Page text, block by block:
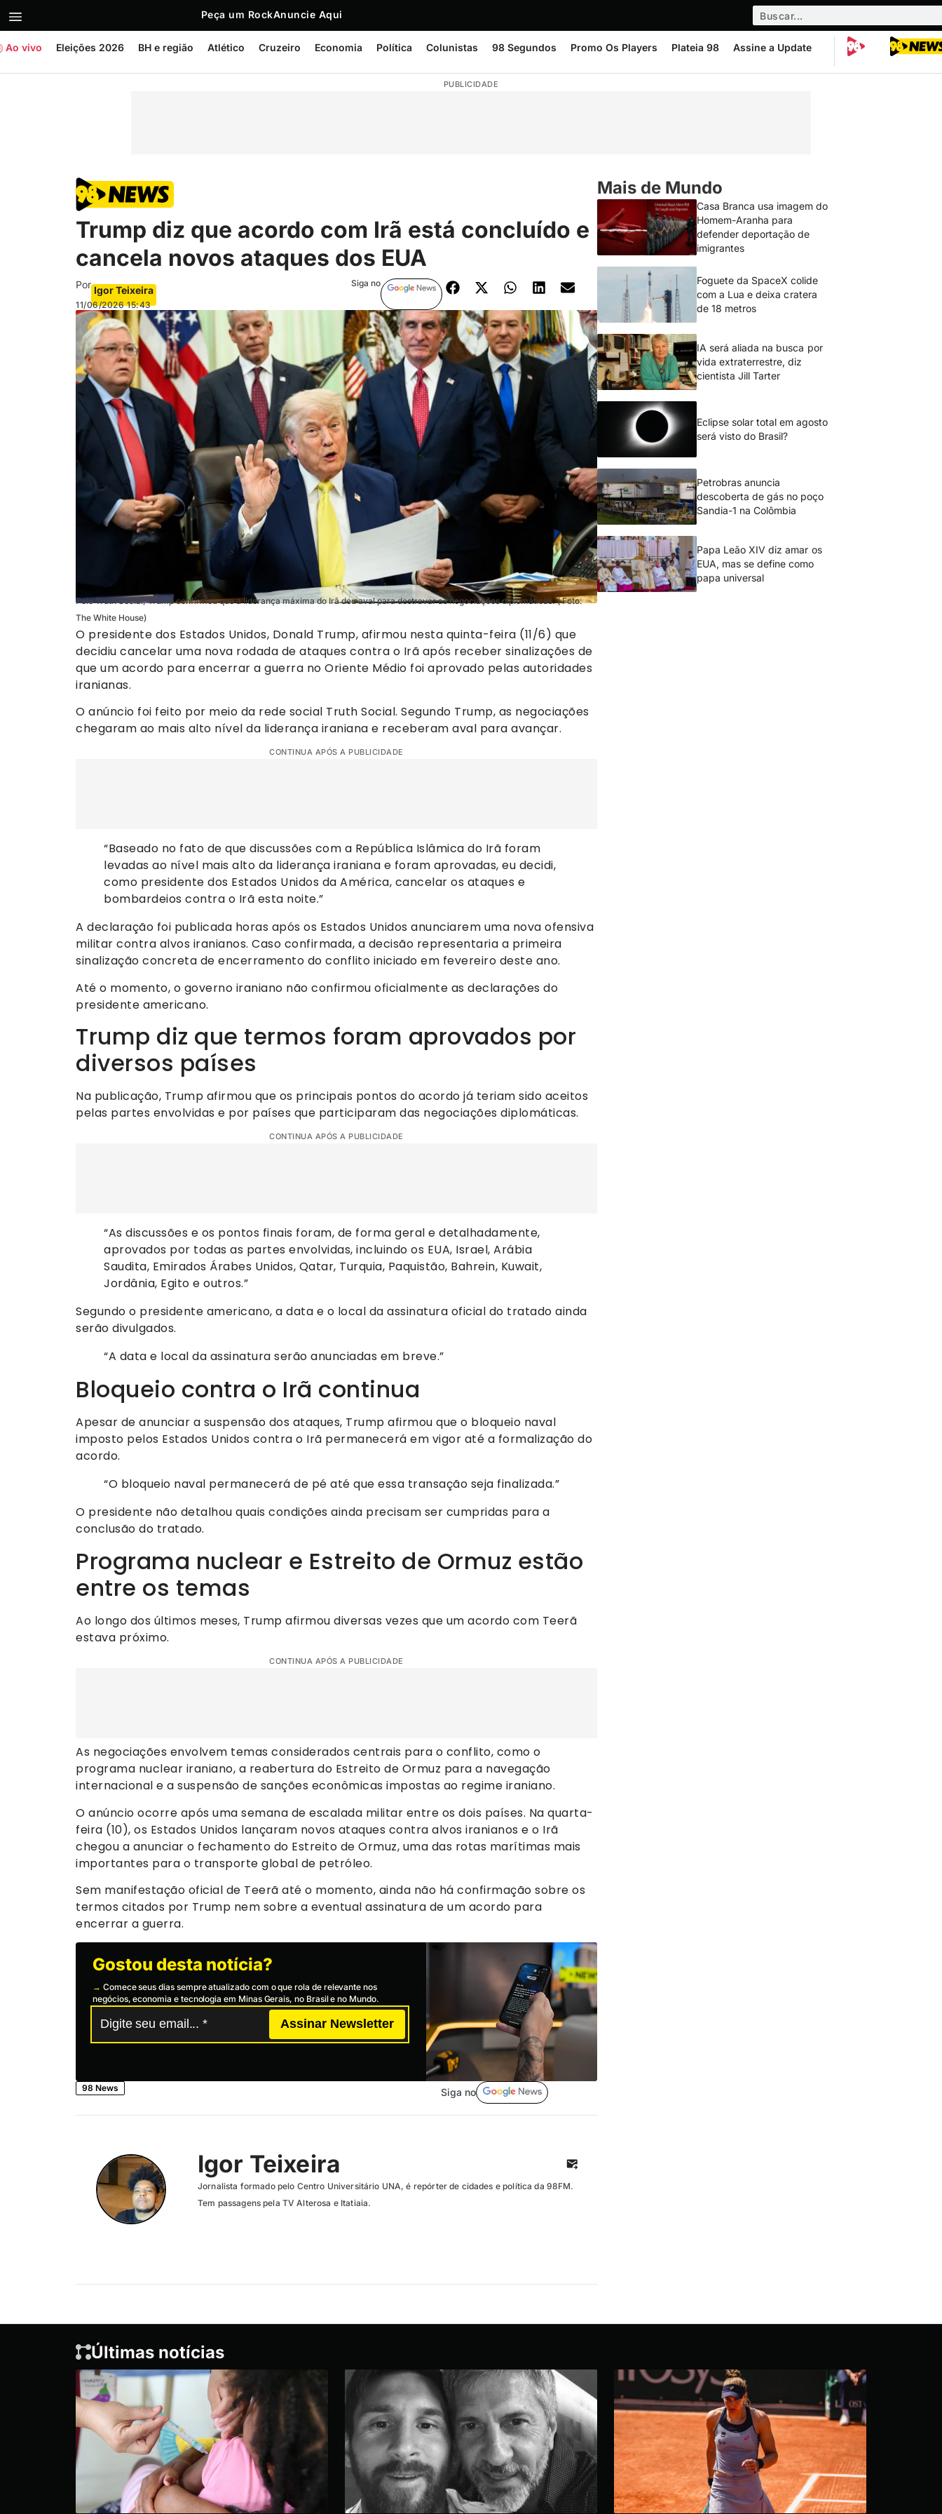
Peça um RockAnuncie Aqui
Ao vivo Eleições 2026 BH e região Atlético Cruzeiro Economia Política Colunistas 98 Segundos Promo Os Players Plateia 98 Assine a Update
PUBLICIDADE
Trump diz que acordo com Irã está concluído e
cancela novos ataques dos EUA
Por Igor Teixeira
11/06/2026 15:43
Siga no
Pelo Truth Social, Trump confirmou que a liderança máxima do Irã deu aval para destravar as negociações diplomáticas. ( Foto:
The White House)
O presidente dos Estados Unidos, Donald Trump, afirmou nesta quinta-feira (11/6) que
decidiu cancelar uma nova rodada de ataques contra o Irã após receber sinalizações de
que um acordo para encerrar a guerra no Oriente Médio foi aprovado pelas autoridades
iranianas.
O anúncio foi feito por meio da rede social Truth Social. Segundo Trump, as negociações
chegaram ao mais alto nível da liderança iraniana e receberam aval para avançar.
CONTINUA APÓS A PUBLICIDADE
“Baseado no fato de que discussões com a República Islâmica do Irã foram
levadas ao nível mais alto da liderança iraniana e foram aprovadas, eu decidi,
como presidente dos Estados Unidos da América, cancelar os ataques e
bombardeios contra o Irã esta noite.”
A declaração foi publicada horas após os Estados Unidos anunciarem uma nova ofensiva
militar contra alvos iranianos. Caso confirmada, a decisão representaria a primeira
sinalização concreta de encerramento do conflito iniciado em fevereiro deste ano.
Até o momento, o governo iraniano não confirmou oficialmente as declarações do
presidente americano.
Trump diz que termos foram aprovados por
diversos países
Na publicação, Trump afirmou que os principais pontos do acordo já teriam sido aceitos
pelas partes envolvidas e por países que participaram das negociações diplomáticas.
CONTINUA APÓS A PUBLICIDADE
“As discussões e os pontos finais foram, de forma geral e detalhadamente,
aprovados por todas as partes envolvidas, incluindo os EUA, Israel, Arábia
Saudita, Emirados Árabes Unidos, Qatar, Turquia, Paquistão, Bahrein, Kuwait,
Jordânia, Egito e outros.”
Segundo o presidente americano, a data e o local da assinatura oficial do tratado ainda
serão divulgados.
“A data e local da assinatura serão anunciadas em breve.”
Bloqueio contra o Irã continua
Apesar de anunciar a suspensão dos ataques, Trump afirmou que o bloqueio naval
imposto pelos Estados Unidos contra o Irã permanecerá em vigor até a formalização do
acordo.
“O bloqueio naval permanecerá de pé até que essa transação seja finalizada.”
O presidente não detalhou quais condições ainda precisam ser cumpridas para a
conclusão do tratado.
Programa nuclear e Estreito de Ormuz estão
entre os temas
Ao longo dos últimos meses, Trump afirmou diversas vezes que um acordo com Teerã
estava próximo.
CONTINUA APÓS A PUBLICIDADE
As negociações envolvem temas considerados centrais para o conflito, como o
programa nuclear iraniano, a reabertura do Estreito de Ormuz para a navegação
internacional e a suspensão de sanções econômicas impostas ao regime iraniano.
O anúncio ocorre após uma semana de escalada militar entre os dois países. Na quarta-
feira (10), os Estados Unidos lançaram novos ataques contra alvos iranianos e o Irã
chegou a anunciar o fechamento do Estreito de Ormuz, uma das rotas marítimas mais
importantes para o transporte global de petróleo.
Sem manifestação oficial de Teerã até o momento, ainda não há confirmação sobre os
termos citados por Trump nem sobre a eventual assinatura de um acordo para
encerrar a guerra.
Gostou desta notícia?
→ Comece seus dias sempre atualizado com o que rola de relevante nos
negócios, economia e tecnologia em Minas Gerais, no Brasil e no Mundo.
Assinar Newsletter
98 News Siga no
Igor Teixeira
Jornalista formado pelo Centro Universitário UNA, é repórter de cidades e política da 98FM.
Tem passagens pela TV Alterosa e Itatiaia.
Mais de Mundo
Casa Branca usa imagem do
Homem-Aranha para
defender deportação de
imigrantes
Foguete da SpaceX colide
com a Lua e deixa cratera
de 18 metros
IA será aliada na busca por
vida extraterrestre, diz
cientista Jill Tarter
Eclipse solar total em agosto
será visto do Brasil?
Petrobras anuncia
descoberta de gás no poço
Sandia-1 na Colômbia
Papa Leão XIV diz amar os
EUA, mas se define como
papa universal
Últimas notícias